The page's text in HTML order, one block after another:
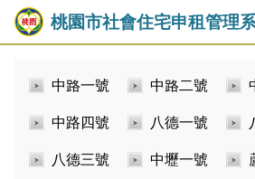
桃園市社會住宅申租管理
中路一號 中路二號
中路四號 八德一號
八德三號 中壢一號